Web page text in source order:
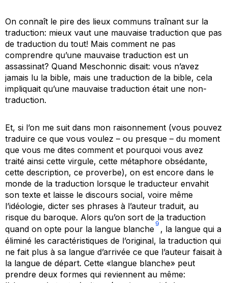
On connaît le pire des lieux communs traînant sur la
traduction: mieux vaut une mauvaise traduction que pas
de traduction du tout! Mais comment ne pas
comprendre qu’une mauvaise traduction est un
assassinat? Quand Meschonnic disait: vous n’avez
jamais lu la bible, mais une traduction de la bible, cela
impliquait qu’une mauvaise traduction était une non-
traduction.
Et, si l’on me suit dans mon raisonnement (vous pouvez
traduire ce que vous voulez – ou presque – du moment
que vous me dites comment et pourquoi vous avez
traité ainsi cette virgule, cette métaphore obsédante,
cette description, ce proverbe), on est encore dans le
monde de la traduction lorsque le traducteur envahit
son texte et laisse le discours social, voire même
l’idéologie, dicter ses phrases à l’auteur traduit, au
risque du baroque. Alors qu’on sort de la traduction
quand on opte pour la langue blanche
9
, la langue qui a
éliminé les caractéristiques de l’original, la traduction qui
ne fait plus à sa langue d’arrivée ce que l’auteur faisait à
la langue de départ. Cette «langue blanche» peut
prendre deux formes qui reviennent au même: